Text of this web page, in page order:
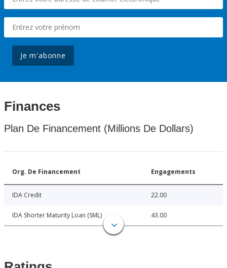
Je m'abonne
Finances
Plan De Financement (Millions De Dollars)
Org. De Financement Engagements
IDA Credit 22.00
IDA Shorter Maturity Loan (SML) 43.00